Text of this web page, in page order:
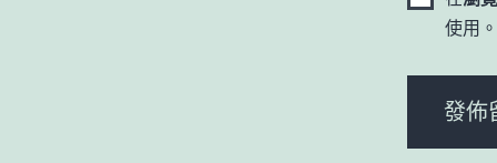
使用。